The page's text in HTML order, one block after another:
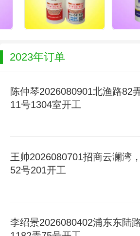
2023年订单
陈仲琴2026080901北渔路82
11号1304室开工
王帅2026080701招商云澜湾，
52号201开工
李绍景2026080402浦东东陆